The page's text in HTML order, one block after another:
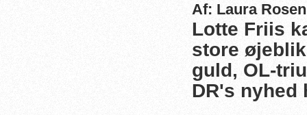
Af: Laura
Lotte Friis
store
guld, OL-
DR's nyhed